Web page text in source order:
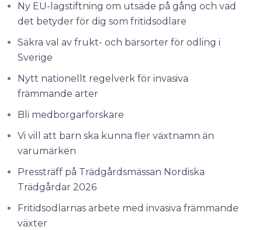
Ny EU-lagstiftning om utsäde på gång och vad
det betyder för dig som fritidsodlare
Säkra val av frukt- och bärsorter för odling i
Sverige
Nytt nationellt regelverk för invasiva
främmande arter
Bli medborgarforskare
Vi vill att barn ska kunna fler växtnamn än
varumärken
Pressträff på Trädgårdsmässan Nordiska
Trädgårdar 2026
Fritidsodlarnas arbete med invasiva främmande
växter